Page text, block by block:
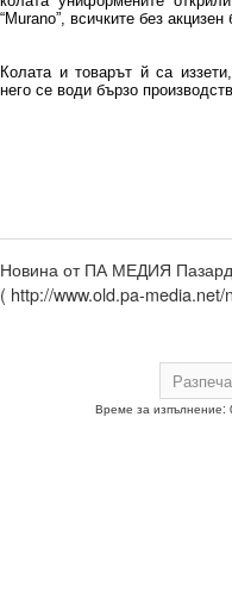
“Murano”, всичките без
Колата и товарът й са
него се води бързо
Новина от ПА МЕДИЯ
( http://www.old.pa-
Време за изпълнение: